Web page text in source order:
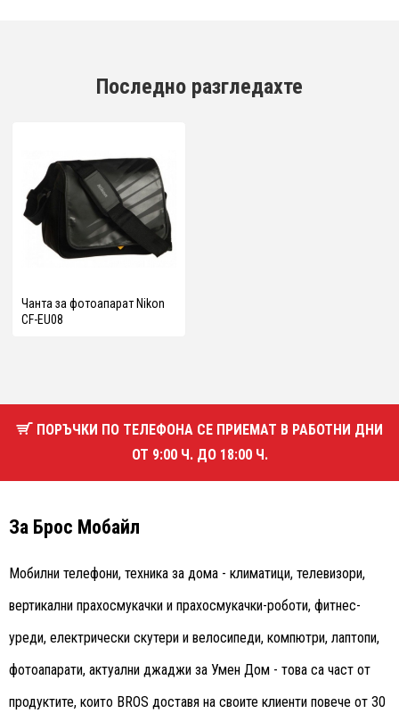
Последно разгледахте
Чанта за фотоапарат Nikon
CF-EU08
ПОРЪЧКИ ПО ТЕЛЕФОНА СЕ ПРИЕМАТ В РАБОТНИ ДНИ
ОТ 9:00 Ч. ДО 18:00 Ч.
За Брос Мобайл
Мобилни телефони, техника за дома - климатици, телевизори,
вертикални прахосмукачки и прахосмукачки-роботи, фитнес-
уреди, електрически скутери и велосипеди, компютри, лаптопи,
фотоапарати, актуални джаджи за Умен Дом - това са част от
продуктите, които BROS доставя на своите клиенти повече от 30